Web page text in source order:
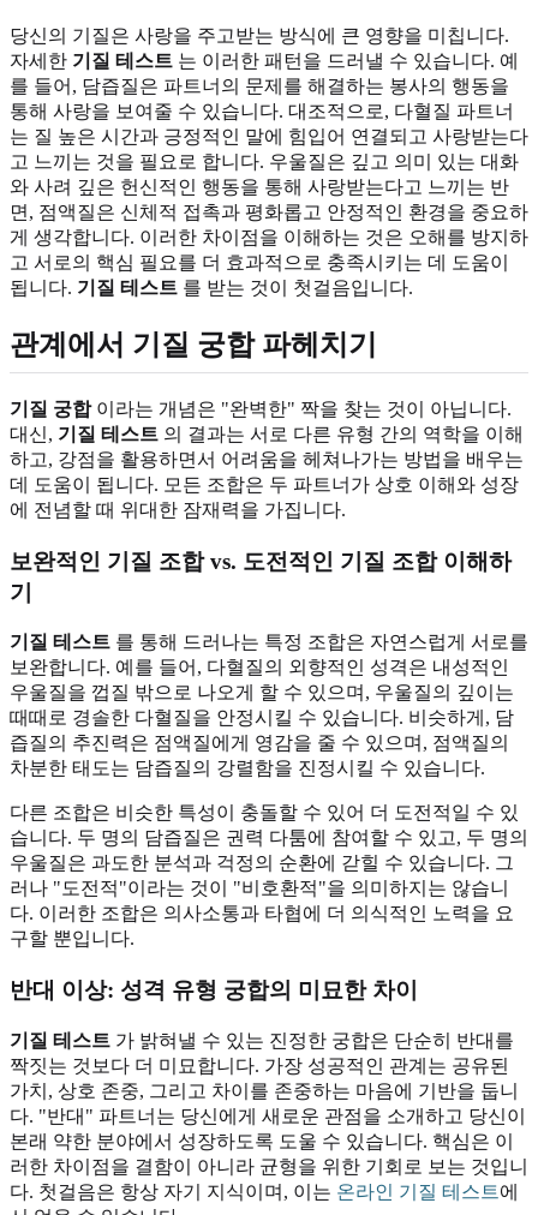
당신의 기질은 사랑을 주고받는 방식에 큰 영향을 미칩니다.
자세한 기질 테스트 는 이러한 패턴을 드러낼 수 있습니다. 예
를 들어, 담즙질은 파트너의 문제를 해결하는 봉사의 행동을
통해 사랑을 보여줄 수 있습니다. 대조적으로, 다혈질 파트너
는 질 높은 시간과 긍정적인 말에 힘입어 연결되고 사랑받는다
고 느끼는 것을 필요로 합니다. 우울질은 깊고 의미 있는 대화
와 사려 깊은 헌신적인 행동을 통해 사랑받는다고 느끼는 반
면, 점액질은 신체적 접촉과 평화롭고 안정적인 환경을 중요하
게 생각합니다. 이러한 차이점을 이해하는 것은 오해를 방지하
고 서로의 핵심 필요를 더 효과적으로 충족시키는 데 도움이
됩니다. 기질 테스트 를 받는 것이 첫걸음입니다.
관계에서 기질 궁합 파헤치기
기질 궁합이라는 개념은 "완벽한" 짝을 찾는 것이 아닙니다.
대신, 기질 테스트 의 결과는 서로 다른 유형 간의 역학을 이해
하고, 강점을 활용하면서 어려움을 헤쳐나가는 방법을 배우는
데 도움이 됩니다. 모든 조합은 두 파트너가 상호 이해와 성장
에 전념할 때 위대한 잠재력을 가집니다.
보완적인 기질 조합 vs. 도전적인 기질 조합 이해하
기
기질 테스트 를 통해 드러나는 특정 조합은 자연스럽게 서로를
보완합니다. 예를 들어, 다혈질의 외향적인 성격은 내성적인
우울질을 껍질 밖으로 나오게 할 수 있으며, 우울질의 깊이는
때때로 경솔한 다혈질을 안정시킬 수 있습니다. 비슷하게, 담
즙질의 추진력은 점액질에게 영감을 줄 수 있으며, 점액질의
차분한 태도는 담즙질의 강렬함을 진정시킬 수 있습니다.
다른 조합은 비슷한 특성이 충돌할 수 있어 더 도전적일 수 있
습니다. 두 명의 담즙질은 권력 다툼에 참여할 수 있고, 두 명의
우울질은 과도한 분석과 걱정의 순환에 갇힐 수 있습니다. 그
러나 "도전적"이라는 것이 "비호환적"을 의미하지는 않습니
다. 이러한 조합은 의사소통과 타협에 더 의식적인 노력을 요
구할 뿐입니다.
반대 이상: 성격 유형 궁합의 미묘한 차이
기질 테스트 가 밝혀낼 수 있는 진정한 궁합은 단순히 반대를
짝짓는 것보다 더 미묘합니다. 가장 성공적인 관계는 공유된
가치, 상호 존중, 그리고 차이를 존중하는 마음에 기반을 둡니
다. "반대" 파트너는 당신에게 새로운 관점을 소개하고 당신이
본래 약한 분야에서 성장하도록 도울 수 있습니다. 핵심은 이
러한 차이점을 결함이 아니라 균형을 위한 기회로 보는 것입니
다. 첫걸음은 항상 자기 지식이며, 이는 온라인 기질 테스트에